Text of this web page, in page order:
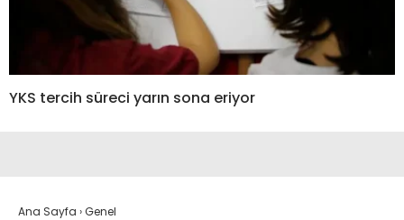
YKS tercih süreci yarın sona eriyor
Ana Sayfa ›Genel